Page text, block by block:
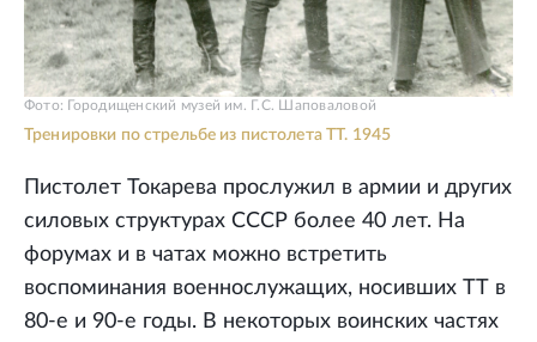
Тренировки по стрельбе из пистолета ТТ. 1945
Фото: Городищенский музей им. Г.С. Шаповаловой
Пистолет Токарева прослужил в армии и других
силовых структурах СССР более 40 лет. На
форумах и в чатах можно встретить
воспоминания военнослужащих, носивших ТТ в
80-е и 90-е годы. В некоторых воинских частях